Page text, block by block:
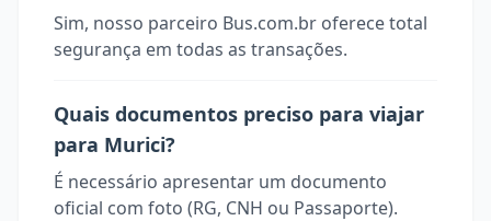
Sim, nosso parceiro Bus.com.br oferece total
segurança em todas as transações.
Quais documentos preciso para viajar
para Murici?
É necessário apresentar um documento
oficial com foto (RG, CNH ou Passaporte).